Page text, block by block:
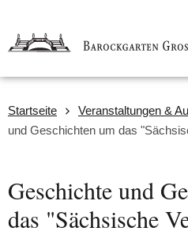
Startseite Veranstaltungen &
und Geschichten um das
Geschichte und
das "Sächsische